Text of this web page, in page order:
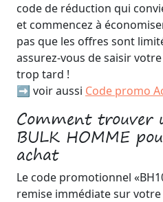
code de réduction qui
et commencez à
pas que les offres sont
assurez-vous de saisir
trop tard !
➡️ voir aussi Code promo
Comment trouver
BULK HOMME
achat
Le code promotionnel
remise immédiate sur